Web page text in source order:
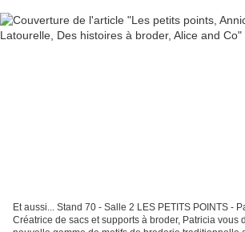
Et aussi... Stand 70 - Salle 2 LES PETITS POINTS -
Créatrice de sacs et supports à broder, Patricia vous